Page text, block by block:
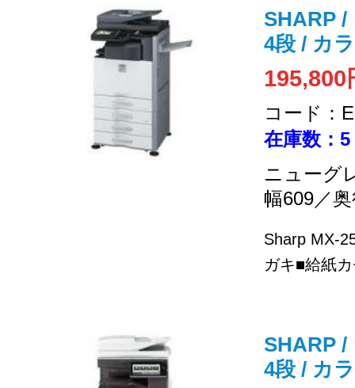
SHARP /
4段 / カ
195,800
コード：
在庫数：5
ニューグ
幅609／
Sharp MX-
ガキ■給紙
SHARP /
4段 / カ